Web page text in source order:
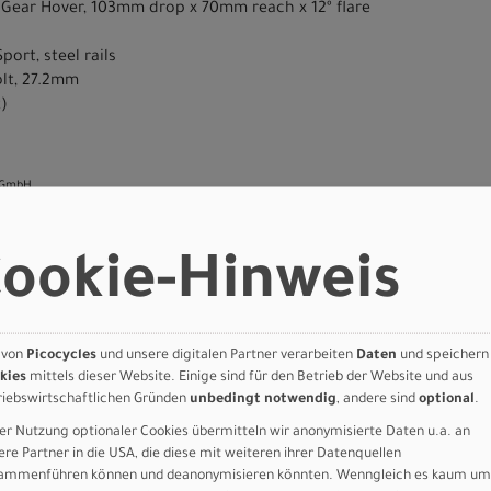
Hover, 103mm drop x 70mm reach x 12º flare
steel rails
27.2mm
E5 - SRAM Apex Eagle Gloss Dolomite Metallic / Dark Navy Metallic 61
Art.Nr. 98126-5254
Hinweis
Picocycles und unsere digitalen Partner verarbeiten Daten und speichern
mittels dieser Website. Einige sind für den Betrieb der Website und aus
Gründen unbedingt notwendig, andere sind optional.
Nutzung optionaler Cookies übermitteln wir anonymisierte Daten u.a. an
Partner in die USA, die diese mit weiteren ihrer Datenquellen
können und deanonymisieren könnten. Wenngleich es kaum um